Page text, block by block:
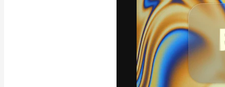
La piattaforma
migliori lavori.
creativi,
Italiano